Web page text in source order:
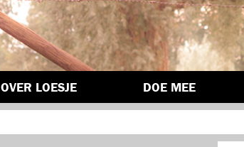
OVER LOESJE DOE MEE